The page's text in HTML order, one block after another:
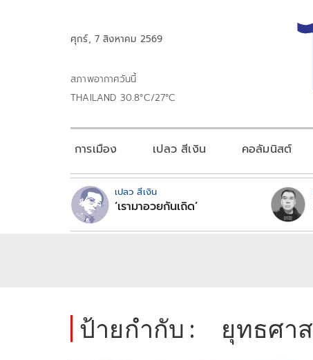
ศุกร์, 7 สิงหาคม 2569
สภาพอากาศวันนี้
THAILAND 30.8°C/27°C
การเมือง เปลว สีเงิน คอลัมนิสต์
เปลว สีเงิน
‘เรามาอวยกันเถิด’
ป้ายกำกับ : ยุทธศา